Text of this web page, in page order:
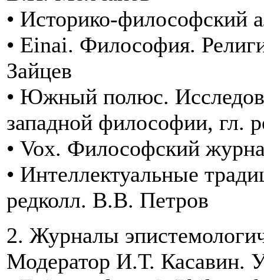
• Историко-философский
• Einai. Философия.
Зайцев
• Южный полюс.
западной философии, гл.
• Vox. Философский
• Интеллектуальные
редколл. В.В. Петров
2. Журналы
Модератор И.Т. Касавин.